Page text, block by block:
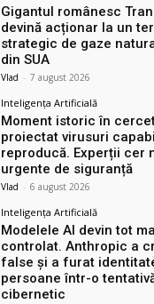
Gigantul românesc
devină acționar la un
strategic de gaze
din SUA
Vlad - 7 august 2026
Inteligența Artificială
Moment istoric în
proiectat virusuri
reproducă. Experții cer
urgente de siguranță
Vlad - 6 august 2026
Inteligența Artificială
Modelele AI devin tot
controlat. Anthropic a
false și a furat
persoane într-o
cibernetic